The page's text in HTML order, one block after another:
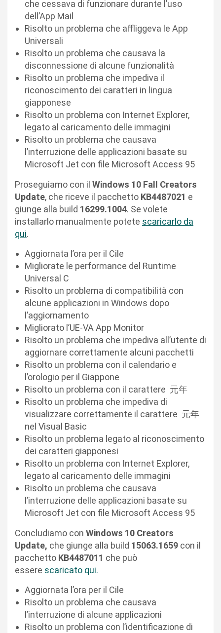
che cessava di funzionare durante l’uso
dell’App Mail
Risolto un problema che affliggeva le App
Universali
Risolto un problema che causava la
disconnessione di alcune funzionalità
Risolto un problema che impediva il
riconoscimento dei caratteri in lingua
giapponese
Risolto un problema con Internet Explorer,
legato al caricamento delle immagini
Risolto un problema che causava
l’interruzione delle applicazioni basate su
Microsoft Jet con file Microsoft Access 95
Proseguiamo con il Windows 10 Fall Creators
Update, che riceve il pacchetto KB4487021 e
giunge alla build 16299.1004. Se volete
installarlo manualmente potete scaricarlo da
qui.
Aggiornata l’ora per il Cile
Migliorate le performance del Runtime
Universal C
Risolto un problema di compatibilità con
alcune applicazioni in Windows dopo
l’aggiornamento
Migliorato l’UE-VA App Monitor
Risolto un problema che impediva all’utente di
aggiornare correttamente alcuni pacchetti
Risolto un problema con il calendario e
l’orologio per il Giappone
Risolto un problema con il carattere 元年
Risolto un problema che impediva di
visualizzare correttamente il carattere 元年
nel Visual Basic
Risolto un problema legato al riconoscimento
dei caratteri giapponesi
Risolto un problema con Internet Explorer,
legato al caricamento delle immagini
Risolto un problema che causava
l’interruzione delle applicazioni basate su
Microsoft Jet con file Microsoft Access 95
Concludiamo con Windows 10 Creators
Update, che giunge alla build 15063.1659 con il
pacchetto KB4487011 che può
essere scaricato qui.
Aggiornata l’ora per il Cile
Risolto un problema che causava
l’interruzione di alcune applicazioni
Risolto un problema con l’identificazione di